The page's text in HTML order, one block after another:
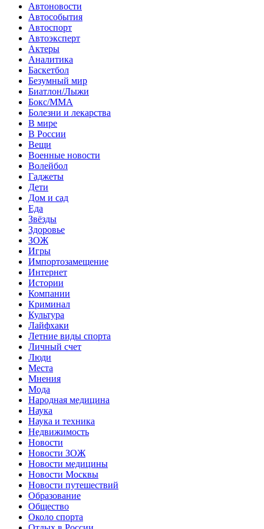
Автоновости
Автособытия
Автоспорт
Автоэксперт
Актеры
Аналитика
Баскетбол
Безумный мир
Биатлон/Лыжи
Бокс/MMA
Болезни и лекарства
В мире
В России
Вещи
Военные новости
Волейбол
Гаджеты
Дети
Дом и сад
Еда
Звёзды
Здоровье
ЗОЖ
Игры
Импортозамещение
Интернет
Истории
Компании
Криминал
Культура
Лайфхаки
Летние виды спорта
Личный счет
Люди
Места
Мнения
Мода
Народная медицина
Наука
Наука и техника
Недвижимость
Новости
Новости ЗОЖ
Новости медицины
Новости Москвы
Новости путешествий
Образование
Общество
Около спорта